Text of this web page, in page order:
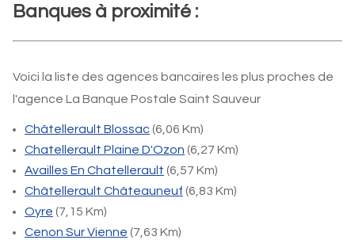
Banques à proximité :
Voici la liste des agences bancaires les plus proches de
l'agence La Banque Postale Saint Sauveur
Châtellerault Blossac(6,06 Km)
Chatellerault Plaine D'Ozon (6,27 Km)
Availles En Chatellerault (6,57 Km)
Châtellerault Châteauneuf (6,83 Km)
Oyre (7,15 Km)
Cenon Sur Vienne (7,63 Km)